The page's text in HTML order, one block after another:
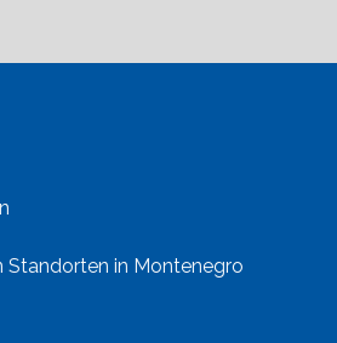
Standorten in Montenegro